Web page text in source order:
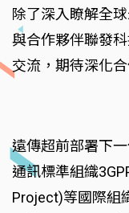
除了深入瞭解全
與合作夥伴聯發
交流，期待深化
遠傳超前部署下
通訊標準組織
Project)等國際組